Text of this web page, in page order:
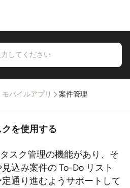
モバイルアプリ 案件管理
を使用する
スク管理の機能があり、そ
込み案件の To-Do リスト
通り進むようサポートして